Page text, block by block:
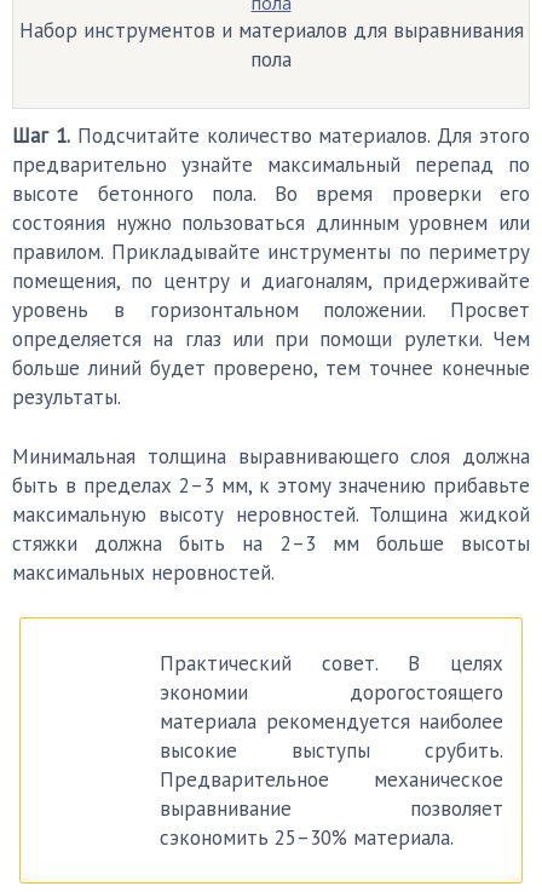
Набор инструментов и материалов для выравнивания
пола
Шаг 1.Подсчитайте количество материалов. Для этого
предварительно узнайте максимальный перепад по
высоте бетонного пола. Во время проверки его
состояния нужно пользоваться длинным уровнем или
правилом. Прикладывайте инструменты по периметру
помещения, по центру и диагоналям, придерживайте
уровень в горизонтальном положении. Просвет
определяется на глаз или при помощи рулетки. Чем
больше линий будет проверено, тем точнее конечные
результаты.
Минимальная толщина выравнивающего слоя должна
быть в пределах 2–3 мм, к этому значению прибавьте
максимальную высоту неровностей. Толщина жидкой
стяжки должна быть на 2–3 мм больше высоты
максимальных неровностей.
Практический совет. В целях
экономии дорогостоящего
материала рекомендуется наиболее
высокие выступы срубить.
Предварительное механическое
выравнивание позволяет
сэкономить 25–30% материала.